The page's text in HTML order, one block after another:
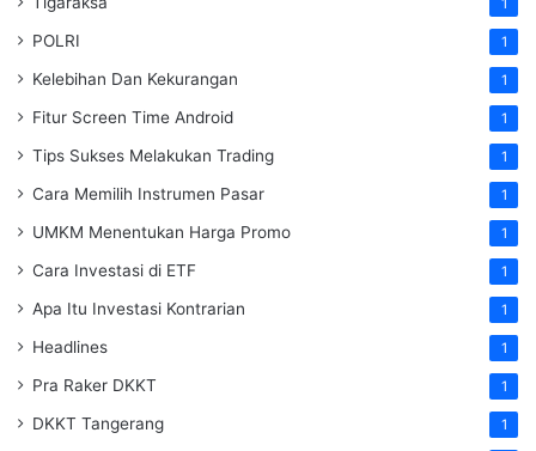
1
POLRI 1
Kelebihan Dan Kekurangan 1
Fitur Screen Time Android 1
Tips Sukses Melakukan Trading 1
Cara Memilih Instrumen Pasar 1
UMKM Menentukan Harga Promo 1
Cara Investasi di ETF 1
Apa Itu Investasi Kontrarian 1
Headlines 1
Pra Raker DKKT 1
DKKT Tangerang 1